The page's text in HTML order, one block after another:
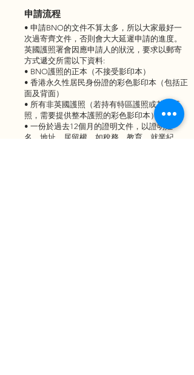
申請流程
• 申請BNO的文件不算太多，所以大家最好一
次過寄齊文件，否則會大大延遲申請的進度。
英國護照署會因應申請人的狀況，要求以郵寄
方式遞交所需以下資料:
• BNO護照的正本（不接受影印本）
• 香港永久性居民身份證的彩色影印本（包括正
面及背面）
• 所有非英國護照（若持有特區護照或其他護
照，需要提供整本護照的彩色影印本）
• 一份於過去12個月的證明文件，以證明姓
名、地址、居留權，如稅務、教育、就業紀